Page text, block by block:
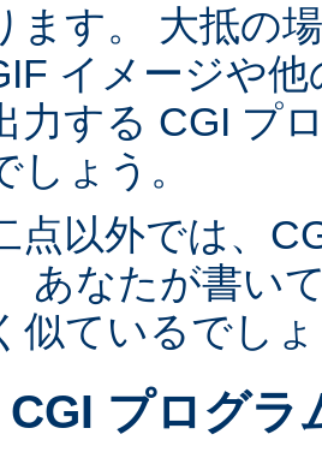
ます。 大抵の
イメージや
力する CGI プ
しょう。
点以外では、
あなたが書い
似ているでし
プログラ